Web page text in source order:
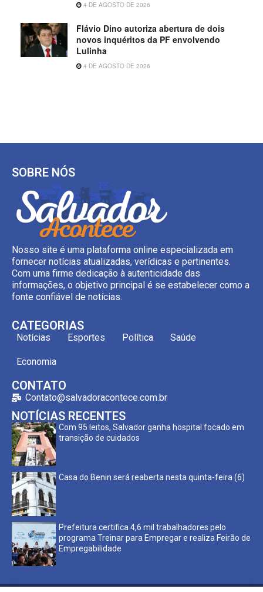
4 DE AGOSTO DE 2026
Flávio Dino autoriza abertura de dois
novos inquéritos da PF envolvendo
Lulinha
4 DE AGOSTO DE 2026
SOBRE NÓS
Nosso site é uma plataforma online especializada em
fornecer notícias atualizadas, verídicas e pertinentes.
Com uma firme dedicação à autenticidade das
informações, o objetivo principal é se estabelecer como a
fonte confiável de notícias.
CATEGORIAS
Notícias Esportes Política Saúde
Economia
CONTATO
Contato@salvadoracontece.com.br
NOTÍCIAS RECENTES
Com 95 leitos, Salvador ganha hospital focado em
transição de cuidados
Casa do Benin será reaberta nesta quinta-feira (6)
Prefeitura certifica 4,6 mil trabalhadores pelo
programa Treinar para Empregar e realiza Feirão de
Empregabilidade